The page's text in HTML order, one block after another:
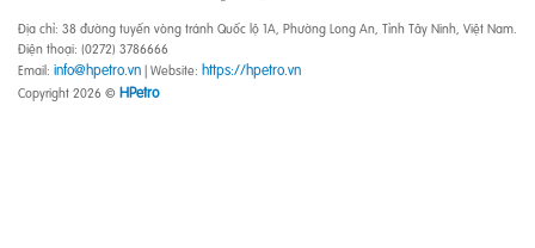
Địa chỉ: 38 đường tuyến vòng tránh Quốc lộ 1A, Phường Long An, Tỉnh Tây Ninh, Việt Nam.
Điện thoại: (0272) 3786666
Email: info@hpetro.vn | Website: https://hpetro.vn
Copyright 2026 © HPetro